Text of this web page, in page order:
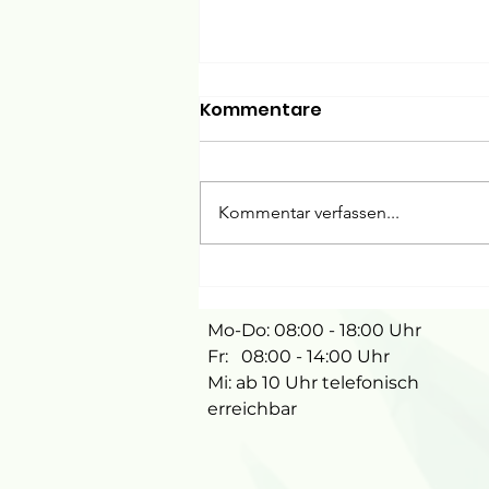
Kommentare
Kommentar verfassen...
Mo-Do: 08:00 - 18:00 Uhr
Fr: 08:00 - 14:00 Uhr
Mi: ab 10 Uhr telefonisch
erreichbar